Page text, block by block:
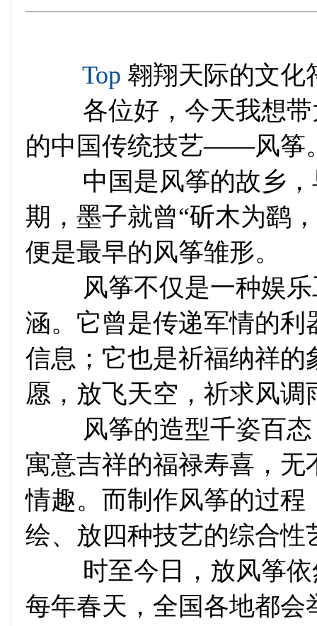
Top 翱翔天际的文化
各位好，今天我想带
的中国传统技艺——风筝
中国是风筝的故乡，
期，墨子就曾“斫木为鹞
便是最早的风筝雏形。
风筝不仅是一种娱乐
涵。它曾是传递军情的
信息；它也是祈福纳祥
愿，放飞天空，祈求风调
风筝的造型千姿百态
寓意吉祥的福禄寿喜，
情趣。而制作风筝的过
绘、放四种技艺的综合性
时至今日，放风筝依
每年春天，全国各地都